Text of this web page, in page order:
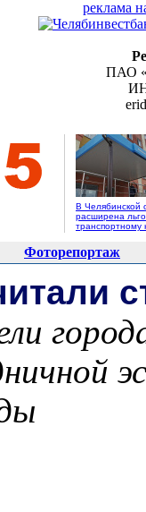
реклама
ПАО
В Челябинской
расширена
транспортному
Фоторепортаж